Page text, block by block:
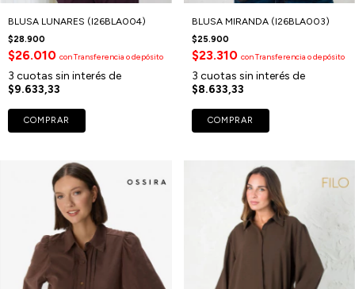
BLUSA LUNARES (I26BLA004)
$28.900
$26.010 conTransferencia o depósito
3 cuotas sin interés de
$9.633,33
COMPRAR
BLUSA MIRANDA (I26BLA003)
$25.900
$23.310 conTransferencia o depósito
3 cuotas sin interés de
$8.633,33
COMPRAR